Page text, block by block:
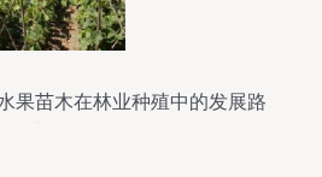
果苗木在林业种殖中的发展路